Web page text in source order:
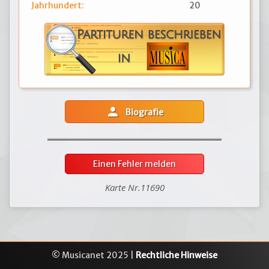
Jahrhundert: 20
person Biografie
Einen Fehler melden
Karte Nr.11690
© Musicanet 2025 | Rechtliche Hinweise